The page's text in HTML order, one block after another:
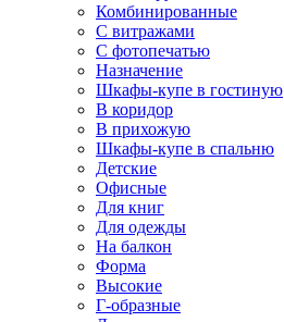
Комбинированные
С витражами
С фотопечатью
Назначение
Шкафы-купе в гостиную
В коридор
В прихожую
Шкафы-купе в спальню
Детские
Офисные
Для книг
Для одежды
На балкон
Форма
Высокие
Г-образные